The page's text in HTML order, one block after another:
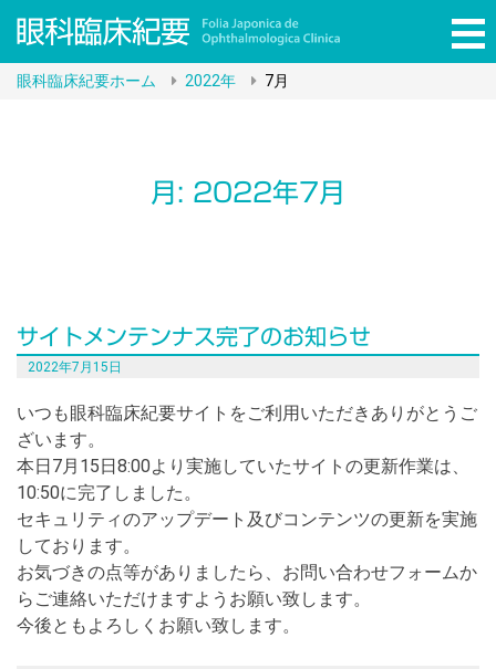
眼科臨床紀要ホーム 2022年 7月
月: 2022年7月
サイトメンテンナス完了のお知らせ
2022年7月15日
いつも眼科臨床紀要サイトをご利用いただきありがとうご
ざいます。
本日7月15日8:00より実施していたサイトの更新作業は、
10:50に完了しました。
セキュリティのアップデート及びコンテンツの更新を実施
しております。
お気づきの点等がありましたら、お問い合わせフォームか
らご連絡いただけますようお願い致します。
今後ともよろしくお願い致します。